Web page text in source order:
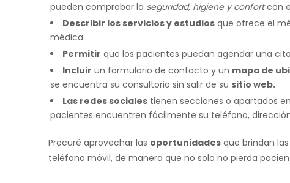
pueden comprobar la seguridad, higiene y confortcon
Describir los servicios y estudios que ofrece el
médica.
Permitir que los pacientes puedan agendar una
Incluir un formulario de contacto y un mapa de
se encuentra su consultorio sin salir de su sitio web.
Las redes sociales tienen secciones o apartados
pacientes encuentren fácilmente su teléfono,
Procuré aprovechar las oportunidades que brindan
teléfono móvil, de manera que no solo no pierda